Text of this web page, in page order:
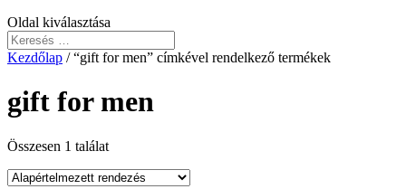
Oldal kiválasztása
Kezdőlap / “gift for men” címkével rendelkező termékek
gift for men
Összesen 1 találat